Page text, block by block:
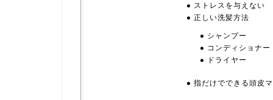
ストレスを与えない
正しい洗髪方法
シャンプー
コンディショナ
ドライヤー
指だけでできる頭皮